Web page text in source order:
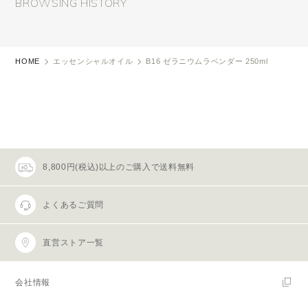
BROWSING HISTORY
HOME エッセンシャルオイル B16 ゼラニウムラベンダー 250ml
8,800円(税込)以上のご購入で送料無料
よくあるご質問
直営ストア一覧
会社情報